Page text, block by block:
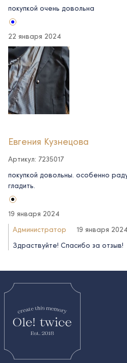
покупкой очень довольна
22 января 2024
Евгения Кузнецова
Артикул: 7235017
покупкой довольны. особенно
гладить.
19 января 2024
Администратор
19 января 2024
Здраствуйте! Спасибо за отзыв!